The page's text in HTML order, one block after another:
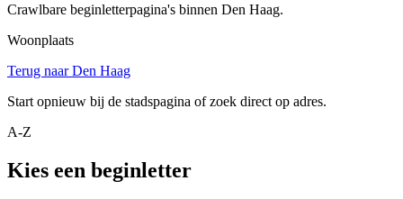
Crawlbare beginletterpagina's binnen Den Haag.
Woonplaats
Terug naar Den Haag
Start opnieuw bij de stadspagina of zoek direct op adres.
A-Z
Kies een beginletter